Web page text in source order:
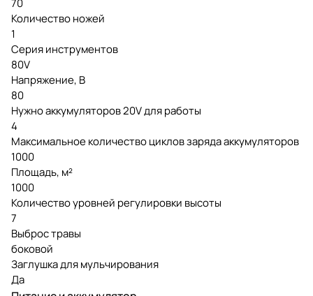
70
Количество ножей
1
Серия инструментов
80V
Напряжение, В
80
Нужно аккумуляторов 20V для работы
4
Максимальное количество циклов заряда аккумуляторов
1000
Площадь, м²
1000
Количество уровней регулировки высоты
7
Выброс травы
боковой
Заглушка для мульчирования
Да